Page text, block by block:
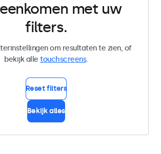
met uw
filters.
om resultaten te zien, of
bekijk alletouchscreens.
Reset filters
Bekijk alles